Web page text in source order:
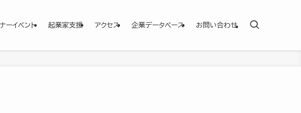
ーイベント 起業家支援 アクセス 企業データベース お問い合わせ